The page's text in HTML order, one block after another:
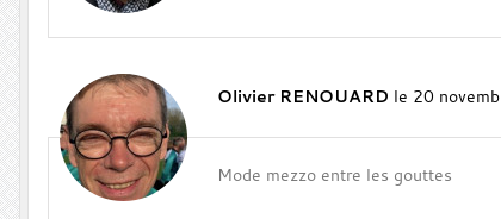
Olivier RENOUARD le 20
Mode mezzo entre les gouttes